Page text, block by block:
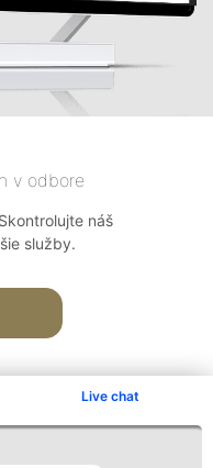
Live chat
v odbore
náš
služby.